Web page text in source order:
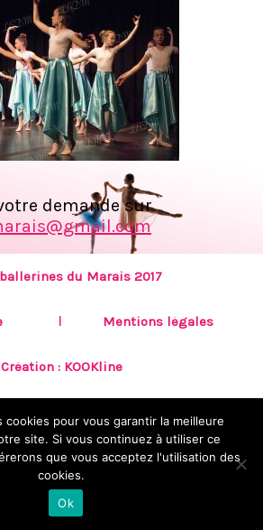
demande sur
du Marais 2017
Mentions légales
Création : KOOKline
cookies pour vous garantir la meilleure
site. Si vous continuez à utiliser ce
que vous acceptez l'utilisation des
cookies.
Ok